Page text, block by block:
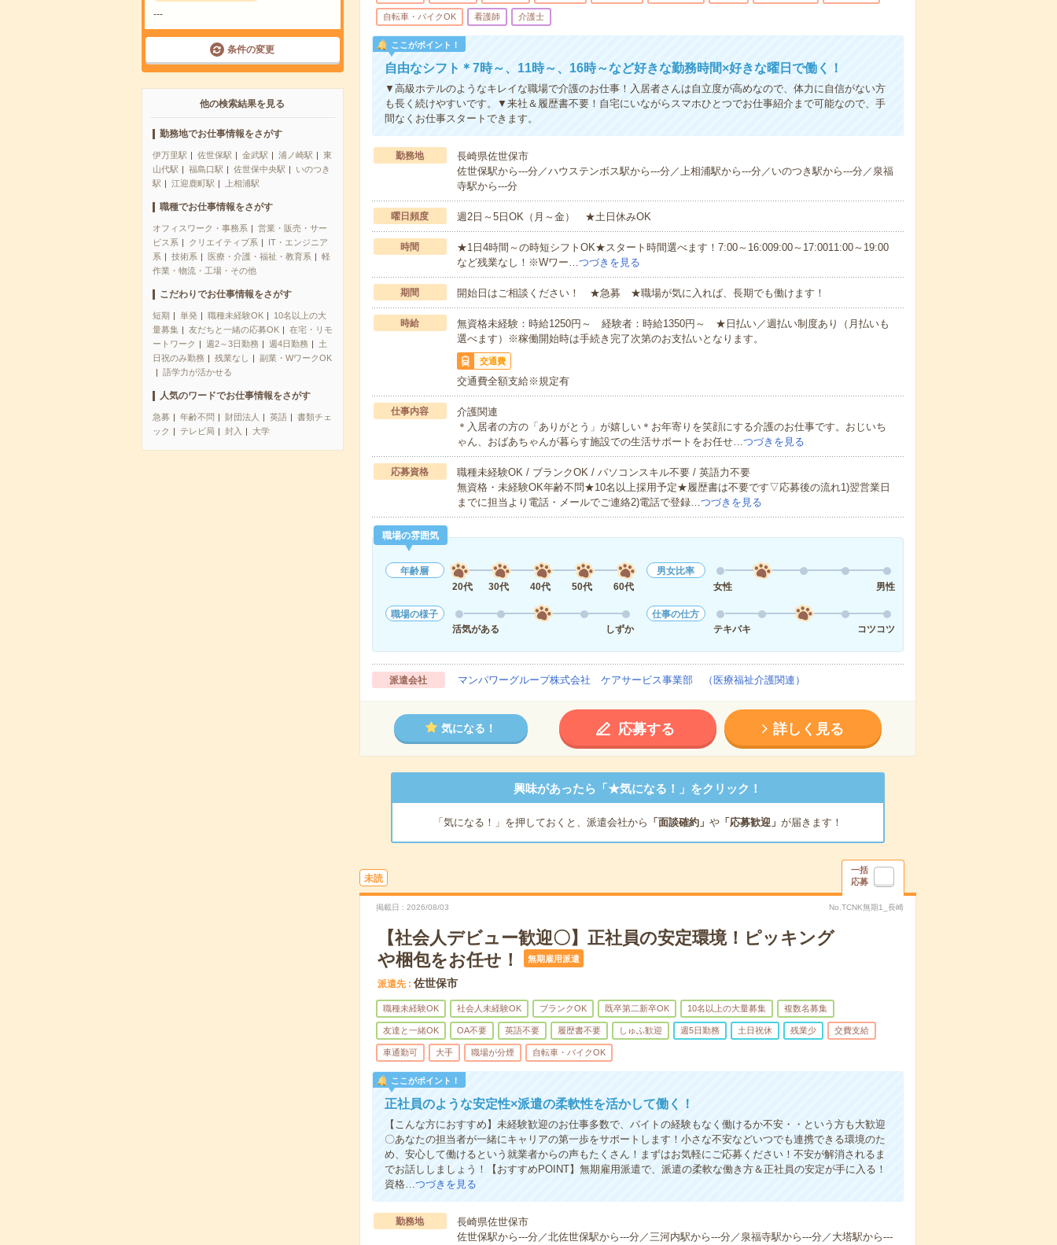
---
条件の変更
他の検索結果を見る
勤務地でお仕事情報をさがす
伊万里駅 佐世保駅 金武駅 浦ノ崎駅
東
山代駅
福島口駅 佐世保中央駅
いのつき
駅
江迎鹿町駅 上相浦駅
職種でお仕事情報をさがす
オフィスワーク・事務系
営業・販売・サー
ビス系
クリエイティブ系
IT・エンジニア
系
技術系 医療・介護・福祉・教育系
軽
作業・物流・工場・その他
こだわりでお仕事情報をさがす
短期 単発 職種未経験OK
10名以上の大
量募集
友だちと一緒の応募OK
在宅・リモ
ートワーク
週2～3日勤務 週4日勤務
土
日祝のみ勤務
残業なし
副業・WワークOK
語学力が活かせる
人気のワードでお仕事情報をさがす
急募 年齢不問 財団法人 英語
書類チェ
ック
テレビ局 封入 大学
自転車・バイクOK 看護師 介護士
ここがポイント！
自由なシフト＊7時～、11時～、16時～など好きな勤務時間×好きな曜日で働く！
▼高級ホテルのようなキレイな職場で介護のお仕事！入居者さんは自立度が高めなので、体力に自信がない方
も長く続けやすいです。▼来社＆履歴書不要！自宅にいながらスマホひとつでお仕事紹介まで可能なので、手
間なくお仕事スタートできます。
勤務地
長崎県佐世保市
佐世保駅から---分／ハウステンボス駅から---分／上相浦駅から---分／いのつき駅から---分／泉福
寺駅から---分
曜日頻度 週2日～5日OK（月～金） ★土日休みOK
時間
★1日4時間～の時短シフトOK★スタート時間選べます！7:00～16:009:00～17:0011:00～19:00
など残業なし！※Wワー…つづきを見る
期間 開始日はご相談ください！ ★急募 ★職場が気に入れば、長期でも働けます！
時給
無資格未経験：時給1250円～ 経験者：時給1350円～ ★日払い／週払い制度あり（月払いも
選べます）※稼働開始時は手続き完了次第のお支払いとなります。
交通費
交通費全額支給※規定有
仕事内容
介護関連
＊入居者の方の「ありがとう」が嬉しい＊お年寄りを笑顔にする介護のお仕事です。おじいち
ゃん、おばあちゃんが暮らす施設での生活サポートをお任せ…つづきを見る
応募資格
職種未経験OK / ブランクOK / パソコンスキル不要 / 英語力不要
無資格・未経験OK年齢不問★10名以上採用予定★履歴書は不要です▽応募後の流れ1)翌営業日
までに担当より電話・メールでご連絡2)電話で登録…つづきを見る
職場の雰囲気
年齢層
20代
30代 40代 50代 60代
男女比率
女性
男性
職場の様子
活気がある
しずか
仕事の仕方
テキパキ
コツコツ
派遣会社 マンパワーグループ株式会社 ケアサービス事業部 （医療福祉介護関連）
気になる！ 応募する 詳しく見る
興味があったら「★気になる！」をクリック！
「気になる！」を押しておくと、派遣会社から 「面談確約」 や「応募歓迎」 が届きます！
未読
一括
応募
掲載日 2026/08/03 No.TCNK無期1_長崎
【社会人デビュー歓迎〇】正社員の安定環境！ピッキング
や梱包をお任せ！
無期雇用派遣
派遣先 佐世保市
職種未経験OK 社会人未経験OK ブランクOK 既卒第二新卒OK 10名以上の大量募集 複数名募集
友達と一緒OK OA不要 英語不要 履歴書不要 しゅふ歓迎 週5日勤務 土日祝休 残業少 交費支給
車通勤可 大手 職場が分煙 自転車・バイクOK
ここがポイント！
正社員のような安定性×派遣の柔軟性を活かして働く！
【こんな方におすすめ】未経験歓迎のお仕事多数で、バイトの経験もなく働けるか不安・・という方も大歓迎
〇あなたの担当者が一緒にキャリアの第一歩をサポートします！小さな不安などいつでも連携できる環境のた
め、安心して働けるという就業者からの声もたくさん！まずはお気軽にご応募ください！不安が解消されるま
でお話ししましょう！【おすすめPOINT】無期雇用派遣で、派遣の柔軟な働き方＆正社員の安定が手に入る！
資格…つづきを見る
勤務地
長崎県佐世保市
佐世保駅から---分／北佐世保駅から---分／三河内駅から---分／泉福寺駅から---分／大塔駅から---